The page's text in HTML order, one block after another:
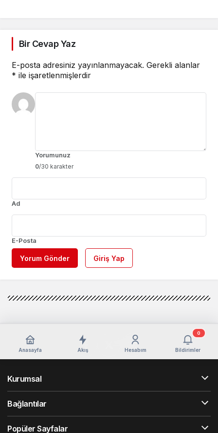
Bir Cevap Yaz
E-posta adresiniz yayınlanmayacak. Gerekli alanlar
* ile işaretlenmişlerdir
Yorumunuz
0/30 karakter
Ad
E-Posta
Yorum Gönder Giriş Yap
Anasayfa Akış Hesabım Bildirimler
0
Kurumsal
Bağlantılar
Popüler Sayfalar